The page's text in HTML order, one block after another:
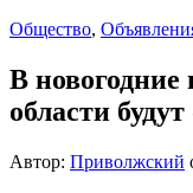
Общество,
В
области
Автор: Приволжский